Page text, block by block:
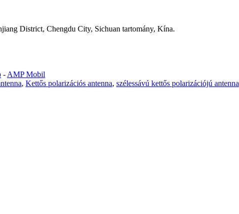
District, Chengdu City, Sichuan tartomány, Kína.
- AMP Mobil
, Kettős polarizációs antenna, szélessávú kettős polarizációjú antenna